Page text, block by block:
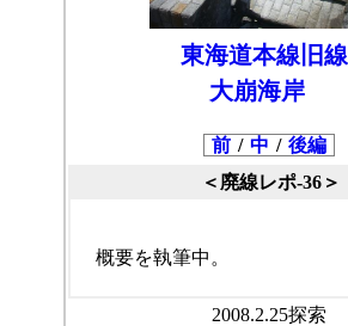
東海道本線旧線
大崩海岸
前 / 中 / 後編
＜廃線レポ-36＞
概要を執筆中。
2008.2.25探索